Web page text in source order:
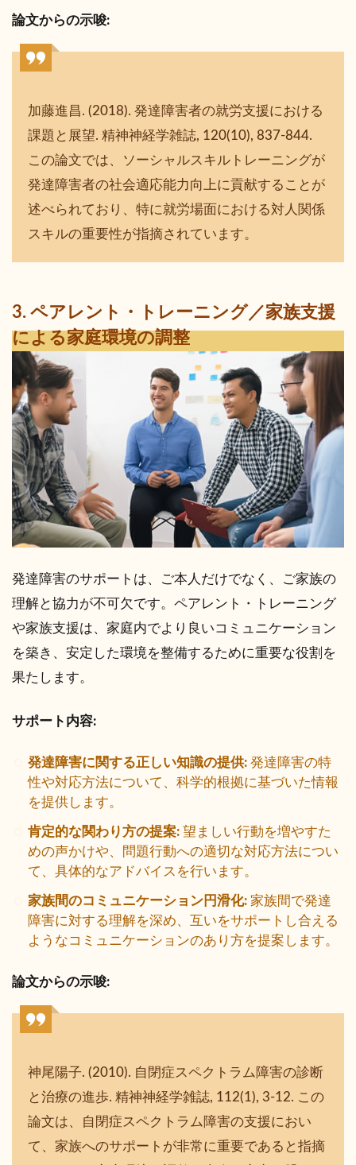
論文からの示唆:
加藤進昌. (2018). 発達障害者の就労支援における
課題と展望. 精神神経学雑誌, 120(10), 837-844.
この論文では、ソーシャルスキルトレーニングが
発達障害者の社会適応能力向上に貢献することが
述べられており、特に就労場面における対人関係
スキルの重要性が指摘されています。
3. ペアレント・トレーニング／家族支援
による家庭環境の調整
発達障害のサポートは、ご本人だけでなく、ご家族の
理解と協力が不可欠です。ペアレント・トレーニング
や家族支援は、家庭内でより良いコミュニケーション
を築き、安定した環境を整備するために重要な役割を
果たします。
サポート内容:
発達障害に関する正しい知識の提供: 発達障害の特
性や対応方法について、科学的根拠に基づいた情報
を提供します。
肯定的な関わり方の提案: 望ましい行動を増やすた
めの声かけや、問題行動への適切な対応方法につい
て、具体的なアドバイスを行います。
家族間のコミュニケーション円滑化: 家族間で発達
障害に対する理解を深め、互いをサポートし合える
ようなコミュニケーションのあり方を提案します。
論文からの示唆:
神尾陽子. (2010). 自閉症スペクトラム障害の診断
と治療の進歩. 精神神経学雑誌, 112(1), 3-12. この
論文は、自閉症スペクトラム障害の支援におい
て、家族へのサポートが非常に重要であると指摘